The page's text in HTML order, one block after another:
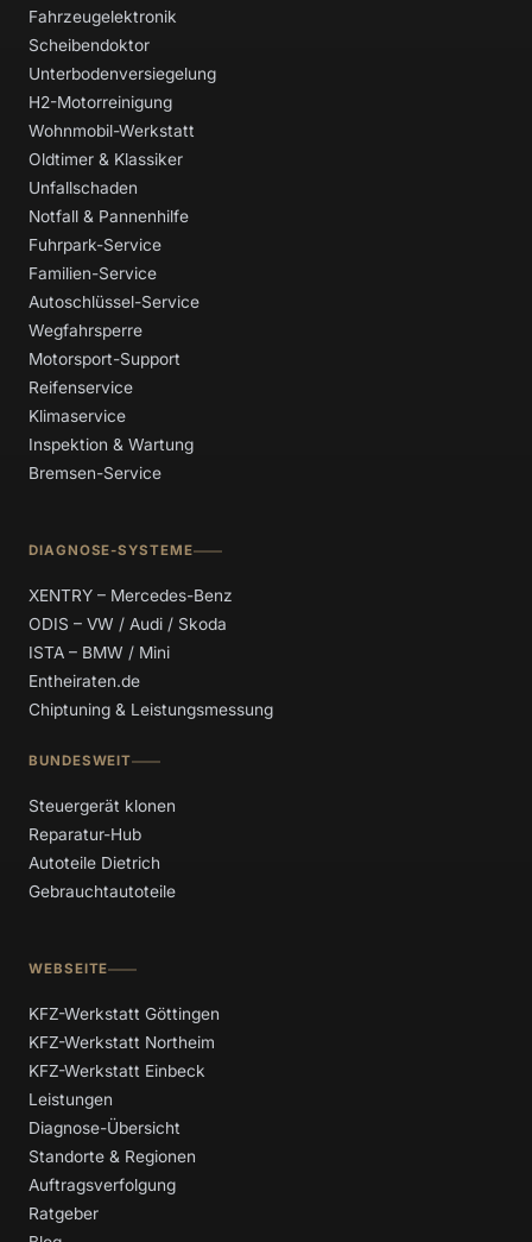
Fahrzeugelektronik
Scheibendoktor
Unterbodenversiegelung
H2-Motorreinigung
Wohnmobil-Werkstatt
Oldtimer & Klassiker
Unfallschaden
Notfall & Pannenhilfe
Fuhrpark-Service
Familien-Service
Autoschlüssel-Service
Wegfahrsperre
Motorsport-Support
Reifenservice
Klimaservice
Inspektion & Wartung
Bremsen-Service
DIAGNOSE-SYSTEME
XENTRY – Mercedes-Benz
ODIS – VW / Audi / Skoda
ISTA – BMW / Mini
Entheiraten.de
Chiptuning & Leistungsmessung
BUNDESWEIT
Steuergerät klonen
Reparatur-Hub
Autoteile Dietrich
Gebrauchtautoteile
WEBSEITE
KFZ-Werkstatt Göttingen
KFZ-Werkstatt Northeim
KFZ-Werkstatt Einbeck
Leistungen
Diagnose-Übersicht
Standorte & Regionen
Auftragsverfolgung
Ratgeber